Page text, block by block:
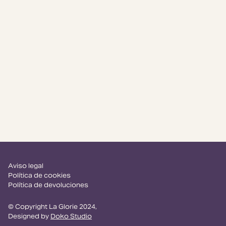
© Copyright La Glorie 2024,
Designed byDoko Studio
Aviso legal
Política de cookies
Política de devoluciones